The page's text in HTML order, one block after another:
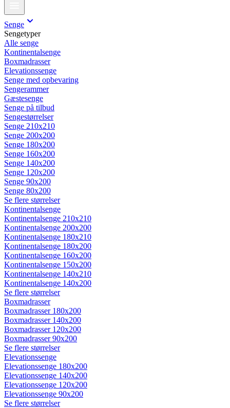
Senge
Sengetyper
Alle senge
Kontinentalsenge
Boxmadrasser
Elevationssenge
Senge med opbevaring
Sengerammer
Gæstesenge
Senge på tilbud
Sengestørrelser
Senge 210x210
Senge 200x200
Senge 180x200
Senge 160x200
Senge 140x200
Senge 120x200
Senge 90x200
Senge 80x200
Se flere størrelser
Kontinentalsenge
Kontinentalsenge 210x210
Kontinentalsenge 200x200
Kontinentalsenge 180x210
Kontinentalsenge 180x200
Kontinentalsenge 160x200
Kontinentalsenge 150x200
Kontinentalsenge 140x210
Kontinentalsenge 140x200
Se flere størrelser
Boxmadrasser
Boxmadrasser 180x200
Boxmadrasser 140x200
Boxmadrasser 120x200
Boxmadrasser 90x200
Se flere størrelser
Elevationssenge
Elevationssenge 180x200
Elevationssenge 140x200
Elevationssenge 120x200
Elevationssenge 90x200
Se flere størrelser